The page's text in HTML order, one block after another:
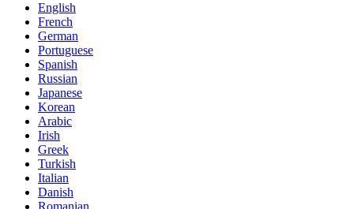
English
French
German
Portuguese
Spanish
Russian
Japanese
Korean
Arabic
Irish
Greek
Turkish
Italian
Danish